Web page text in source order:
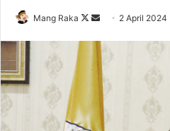
Mang Raka
Follow
Send
email
2 April 2024